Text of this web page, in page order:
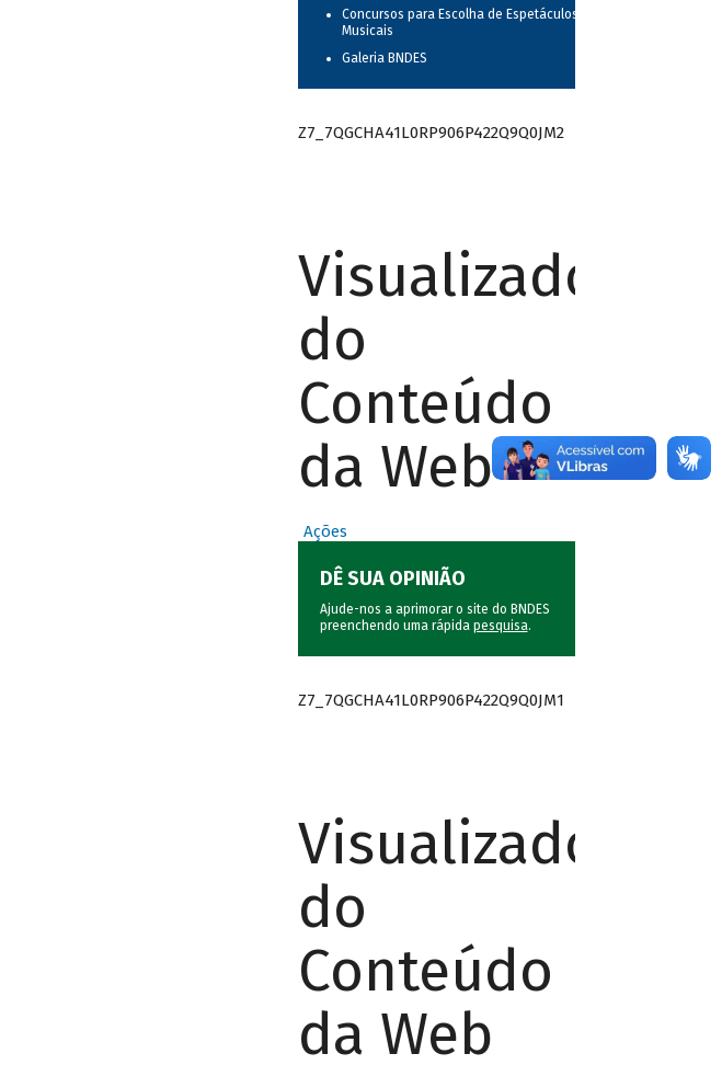
Concursos para Escolha de Espetáculos
Musicais
Galeria BNDES
Z7_7QGCHA41L0RP906P422Q9Q0JM2
Visualizador
do
Conteúdo
da Web
Ações
DÊ SUA OPINIÃO
Ajude-nos a aprimorar o site do BNDES
preenchendo uma rápida pesquisa.
Z7_7QGCHA41L0RP906P422Q9Q0JM1
Visualizador
do
Conteúdo
da Web